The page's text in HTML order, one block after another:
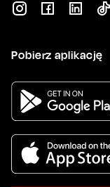
Pobierz aplikację